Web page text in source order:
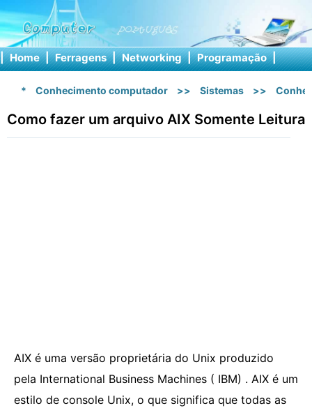
| Home | Ferragens | Networking | Programação |
* Conhecimento computador >> Sistemas >>
Como fazer um arquivo AIX Somente Leitura
AIX é uma versão proprietária do Unix produzido
pela International Business Machines ( IBM) . AIX é um
estilo de console Unix, o que significa que todas as